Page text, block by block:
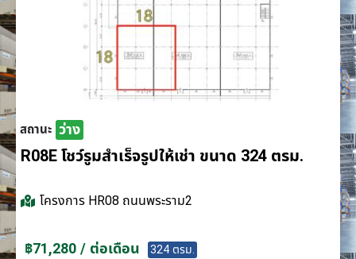
สถานะ ว่าง
R08E โชว์รูมสำเร็จรูปให้เช่า ขนาด 324 ตรม.
โครงการ HR08 ถนนพระราม2
฿71,280 / ต่อเดือน 324 ตรม.